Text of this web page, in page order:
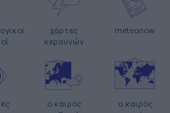
χάρτες
κεραυνών
meteonow
ο καιρός
ο καιρός